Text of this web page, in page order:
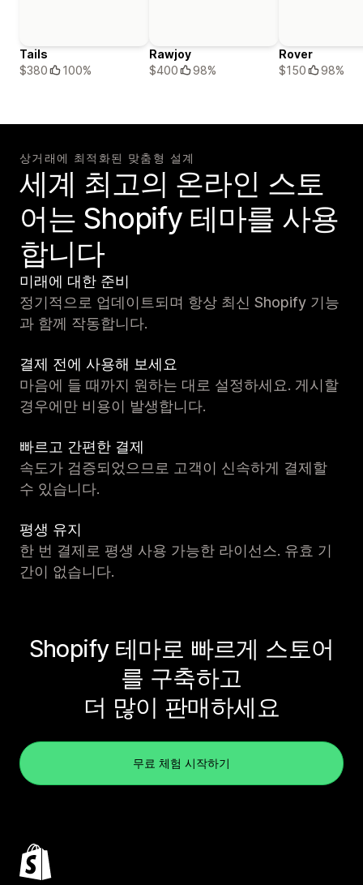
Tails
$380
100%
Rawjoy
$400
98%
Rover
$150
98%
상거래에 최적화된 맞춤형 설계
세계 최고의 온라인 스토
어는 Shopify 테마를 사용
합니다
미래에 대한 준비
정기적으로 업데이트되며 항상 최신 Shopify 기능
과 함께 작동합니다.
결제 전에 사용해 보세요
마음에 들 때까지 원하는 대로 설정하세요. 게시할
경우에만 비용이 발생합니다.
빠르고 간편한 결제
속도가 검증되었으므로 고객이 신속하게 결제할
수 있습니다.
평생 유지
한 번 결제로 평생 사용 가능한 라이선스. 유효 기
간이 없습니다.
Shopify 테마로 빠르게 스토어
를 구축하고
더 많이 판매하세요
무료 체험 시작하기